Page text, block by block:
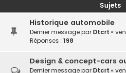
Sujets
Historique automobile
Dernier message par Dtcrt «
Réponses : 198
Design & concept-cars
Dernier message par Dtcrt «